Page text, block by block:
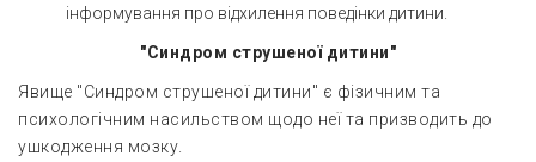
інформування про відхилення поведінки дитини.
"Синдром струшеної дитини"
Явище "Синдром струшеної дитини" є фізичним та
психологічним насильством щодо неї та призводить до
ушкодження мозку.